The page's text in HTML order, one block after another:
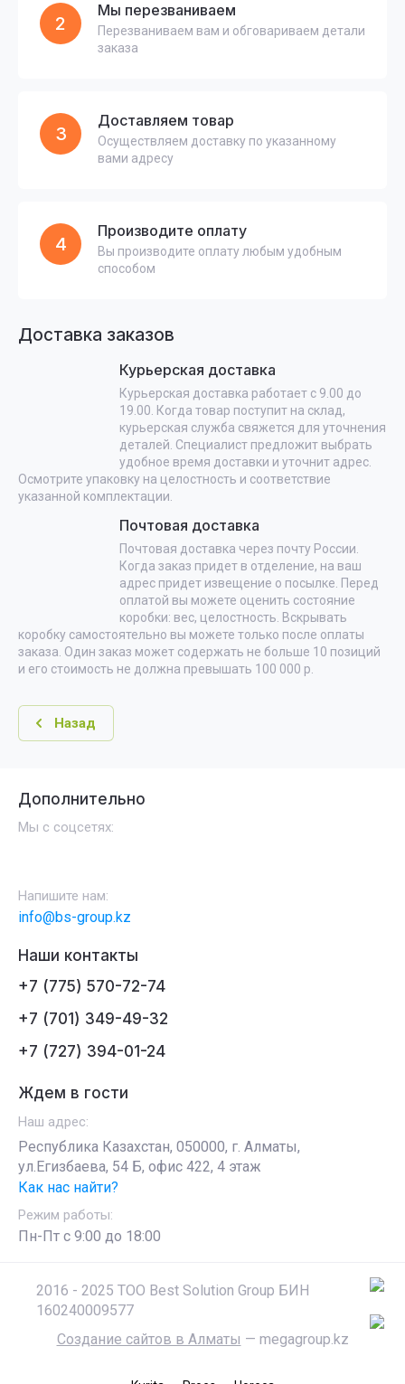
2
Мы перезваниваем
Перезваниваем вам и обговариваем детали
заказа
3
Доставляем товар
Осуществляем доставку по указанному
вами адресу
4
Производите оплату
Вы производите оплату любым удобным
способом
Доставка заказов
Курьерская доставка
Курьерская доставка работает с 9.00 до
19.00. Когда товар поступит на склад,
курьерская служба свяжется для уточнения
деталей. Специалист предложит выбрать
удобное время доставки и уточнит адрес.
Осмотрите упаковку на целостность и соответствие
указанной комплектации.
Почтовая доставка
Почтовая доставка через почту России.
Когда заказ придет в отделение, на ваш
адрес придет извещение о посылке. Перед
оплатой вы можете оценить состояние
коробки: вес, целостность. Вскрывать
коробку самостоятельно вы можете только после оплаты
заказа. Один заказ может содержать не больше 10 позиций
и его стоимость не должна превышать 100 000 р.
Назад
Наши контакты
+7 (775) 570-72-74
+7 (701) 349-49-32
+7 (727) 394-01-24
Дополнительно
Мы с соцсетях:
Напишите нам:
info@bs-group.kz
Ждем в гости
Наш адрес:
Республика Казахстан, 050000, г. Алматы,
ул.Егизбаева, 54 Б, офис 422, 4 этаж
Как нас найти?
Режим работы:
Пн-Пт c 9:00 до 18:00
2016 - 2025 ТОО Best Solution Group БИН
160240009577
Создание сайтов в Алматы — megagroup.kz